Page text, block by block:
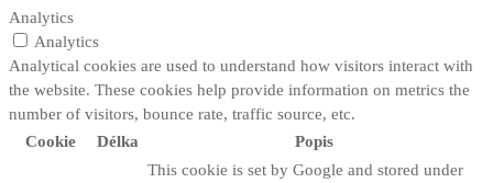
Analytics
Analytics
Analytical cookies are used to understand how visitors interact with
the website. These cookies help provide information on metrics the
number of visitors, bounce rate, traffic source, etc.
Cookie
Délka Popis
This cookie is set by Google and stored under